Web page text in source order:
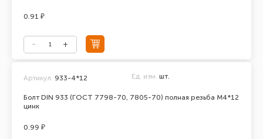
0.91 ₽
Болт DIN 933 (ГОСТ 7798-70, 7805-70) полная резьба М4*12
цинк
Артикул: 933-4*12 Ед. изм. шт.
0.99 ₽